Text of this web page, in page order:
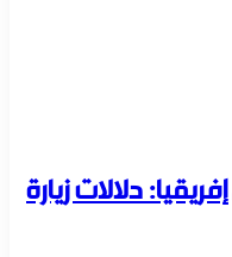
دلالات زيارة